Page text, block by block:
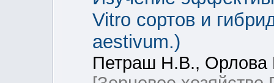
Vitro сортов и
aestivum.)
Петраш Н.В., Орлова